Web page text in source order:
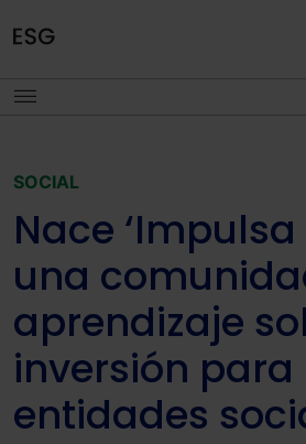
SOCIAL
Nace ‘Impulsa
una
aprendizaje
inversión para
entidades